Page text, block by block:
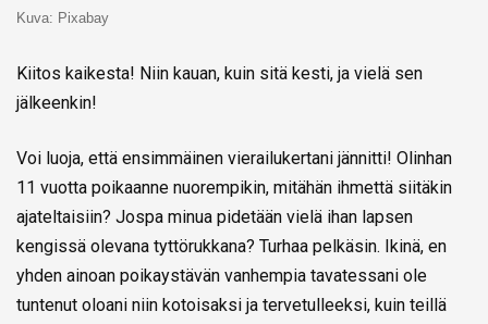
Kuva: Pixabay
Kiitos kaikesta! Niin kauan, kuin sitä kesti, ja vielä sen
jälkeenkin!
Voi luoja, että ensimmäinen vierailukertani jännitti! Olinhan
11 vuotta poikaanne nuorempikin, mitähän ihmettä siitäkin
ajateltaisiin? Jospa minua pidetään vielä ihan lapsen
kengissä olevana tyttörukkana? Turhaa pelkäsin. Ikinä, en
yhden ainoan poikaystävän vanhempia tavatessani ole
tuntenut oloani niin kotoisaksi ja tervetulleeksi, kuin teillä